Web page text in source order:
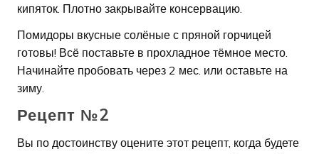
кипяток. Плотно закрывайте консервацию.
Помидоры вкусные солёные с пряной горчицей
готовы! Всё поставьте в прохладное тёмное место.
Начинайте пробовать через 2 мес. или оставьте на
зиму.
Рецепт №2
Вы по достоинству оцените этот рецепт, когда будете